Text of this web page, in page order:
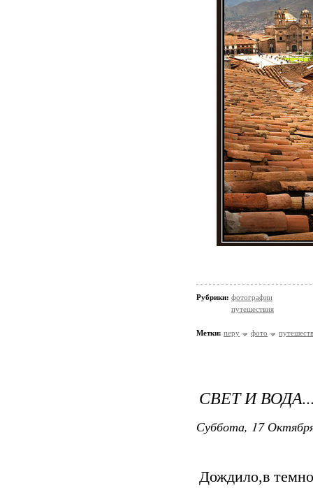
Рубрики: фотографии
путешествия
Метки: перу фото
СВЕТ И
Суббота, 17
Дождило,в